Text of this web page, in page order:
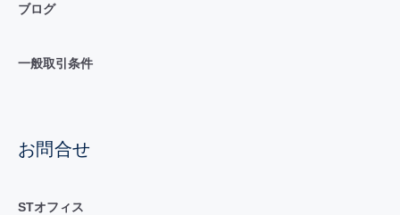
ブログ
一般取引条件
お問合せ
STオフィス